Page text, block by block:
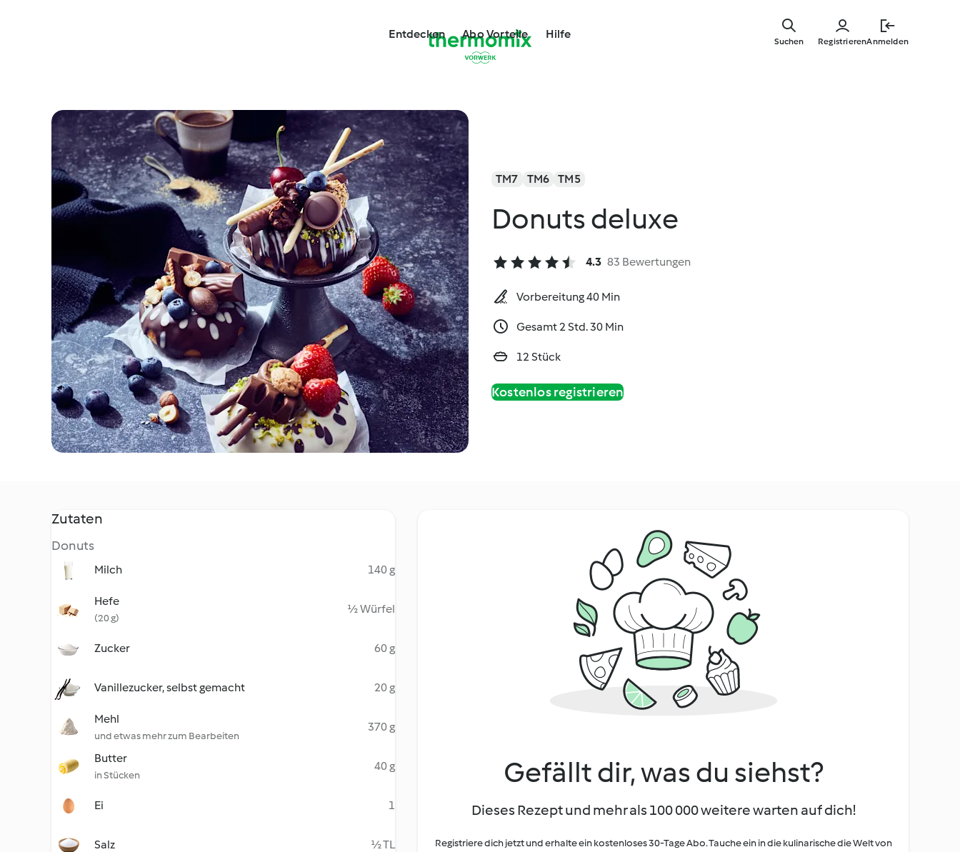
springen
Entdecken Abo Vorteile Hilfe
RegistrierenAnmelden
Suchen
TM7 TM6 TM5
Donuts deluxe
4.3 83 Bewertungen
Vorbereitung 40 Min
Gesamt 2 Std. 30 Min
12 Stück
Kostenlos registrieren
Zutaten
Donuts
Milch 140 g
Hefe
(20 g)
½ Würfel
Zucker 60 g
Vanillezucker, selbst gemacht 20 g
Mehl
und etwas mehr zum Bearbeiten
370 g
Butter
in Stücken
40 g
Ei 1
Salz ½ TL
Gefällt dir, was du siehst?
Dieses Rezept und mehr als 100 000 weitere warten auf dich!
Registriere dich jetzt und erhalte ein kostenloses 30-Tage Abo. Tauche ein in die kulinarische die Welt von